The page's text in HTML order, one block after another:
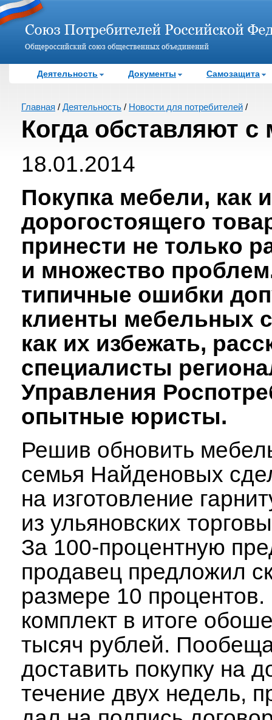
Деятельность Документы Самозащита
Главная / Деятельность / Новости для потребителей /
Когда обставляют
18.01.2014
Покупка мебели, как
дорогостоящего
принести не только
и множество
типичные ошибки
клиенты мебельных
как их избежать,
специалисты
Управления
опытные юристы.
Решив обновить
семья Найденовых
на изготовление
из ульяновских
За 100-процентную
продавец предложил
размере 10
комплект в итоге
тысяч рублей.
доставить покупку на
течение двух недель,